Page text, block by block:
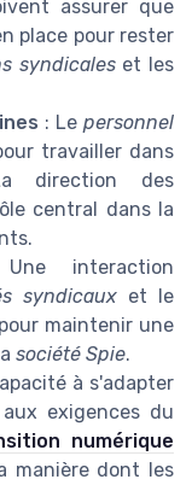
assurer que
place pour rester
syndicaleset les
: Le personnel
travailler dans
direction des
central dans la
interaction
syndicauxet le
maintenir une
société Spie.
à s'adapter
exigences du
numérique
manière dont les